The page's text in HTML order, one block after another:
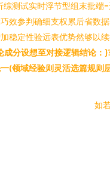
测试实时浮节型组末批
效参判确细支权累后省数
稳定性验远表优势然够以
成分设想至对接逻辑结论：
(领域经验则灵活选篇规则
如